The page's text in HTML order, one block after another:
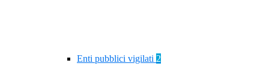
Enti pubblici vigilati 2